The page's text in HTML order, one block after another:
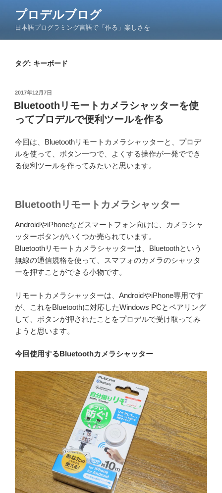
ン
プロデルブログ
日本語プログラミング言語で「作る」楽しさを
タグ: キーボード
投
稿
日:
2017年12月7日
Bluetoothリモートカメラシャッターを使
ってプロデルで便利ツールを作る
今回は、Bluetoothリモートカメラシャッターと、プロデ
ルを使って、ボタン一つで、よくする操作が一発ででき
る便利ツールを作ってみたいと思います。
Bluetoothリモートカメラシャッター
AndroidやiPhoneなどスマートフォン向けに、カメラシャ
ッターボタンがいくつか売られています。
Bluetoothリモートカメラシャッターは、Bluetoothという
無線の通信規格を使って、スマフォのカメラのシャッタ
ーを押すことができる小物です。
リモートカメラシャッターは、AndroidやiPhone専用です
が、これをBluetoothに対応したWindows PCとペアリング
して、ボタンが押されたことをプロデルで受け取ってみ
ようと思います。
今回使用するBluetoothカメラシャッター